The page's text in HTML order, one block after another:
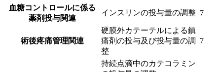
血糖コントロールに係る
薬剤投与関連
インスリンの投与量の調整 7
術後疼痛管理関連
硬膜外カテーテルによる鎮
痛剤の投与及び投与量の調
整
7
持続点滴中のカテコラミン